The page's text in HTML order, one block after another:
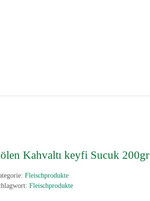
Kahvaltı keyfi Sucuk 200gr
Fleischprodukte
Fleischprodukte